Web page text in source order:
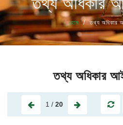
হোম তথ্য অধিকার
তথ্য অধিকার
1 / 20